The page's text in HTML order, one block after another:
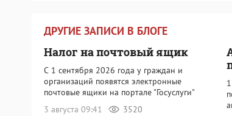
ДРУГИЕ ЗАПИСИ В БЛОГЕ
Налог на почтовый ящик
С 1 сентября 2026 года у граждан и
организаций появятся электронные
почтовые ящики на портале "Госуслуги"
3 августа 09:41
3520